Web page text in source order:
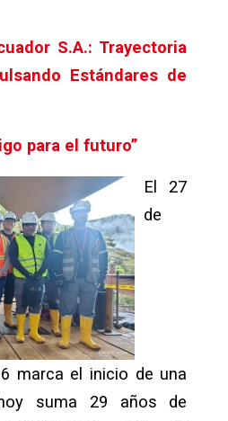
S.A.: Trayectoria
Estándares de
para el futuro”
El 27
de
marca el inicio de una
suma 29 años de